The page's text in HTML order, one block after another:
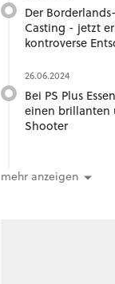
Der
Casting - jetzt
kontroverse
26.06.2024
Bei PS Plus
einen brillanten
Shooter
mehr anzeigen